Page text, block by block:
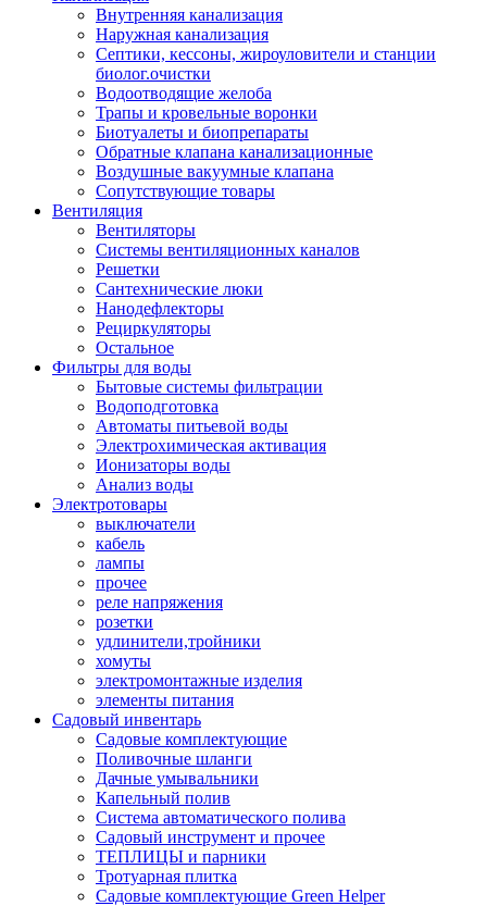
Внутренняя канализация
Наружная канализация
Септики, кессоны, жироуловители и станции
биолог.очистки
Водоотводящие желоба
Трапы и кровельные воронки
Биотуалеты и биопрепараты
Обратные клапана канализационные
Воздушные вакуумные клапана
Сопутствующие товары
Вентиляция
Вентиляторы
Системы вентиляционных каналов
Решетки
Сантехнические люки
Нанодефлекторы
Рециркуляторы
Остальное
Фильтры для воды
Бытовые системы фильтрации
Водоподготовка
Автоматы питьевой воды
Электрохимическая активация
Ионизаторы воды
Анализ воды
Электротовары
выключатели
кабель
лампы
прочее
реле напряжения
розетки
удлинители,тройники
хомуты
электромонтажные изделия
элементы питания
Садовый инвентарь
Садовые комплектующие
Поливочные шланги
Дачные умывальники
Капельный полив
Система автоматического полива
Садовый инструмент и прочее
ТЕПЛИЦЫ и парники
Тротуарная плитка
Садовые комплектующие Green Helper